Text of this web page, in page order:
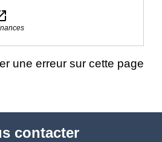
une erreur sur cette page
contacter